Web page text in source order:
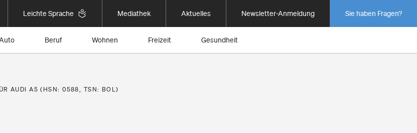
Leichte Sprache Mediathek Aktuelles Newsletter-Anmeldung Sie haben Fragen?
Beruf Wohnen Freizeit Gesundheit
AUDI A5 (HSN: 0588, TSN: BOL)